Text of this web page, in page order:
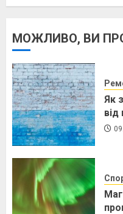
МОЖЛИВО, ВИ
Як
від